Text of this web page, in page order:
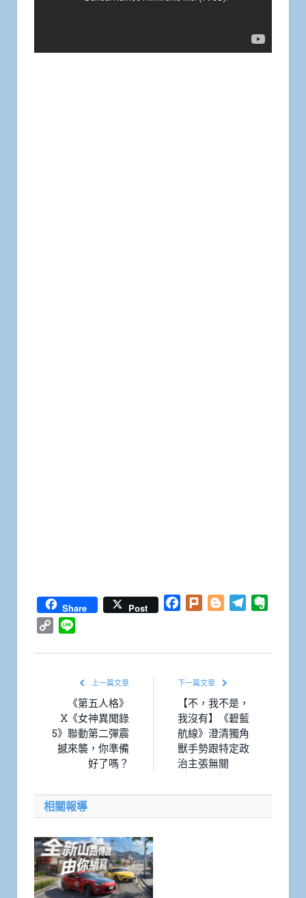
Share Post Facebook
Plurk BloggerTelegram
Copy
上一篇文章
《第五人格》
X《女神異聞錄
5》聯動第二彈震
撼來襲，你準備
好了嗎？
下一篇文章
【不，我不是，
我沒有】《碧藍
航線》澄清獨角
獸手勢跟特定政
治主張無關
相關報導